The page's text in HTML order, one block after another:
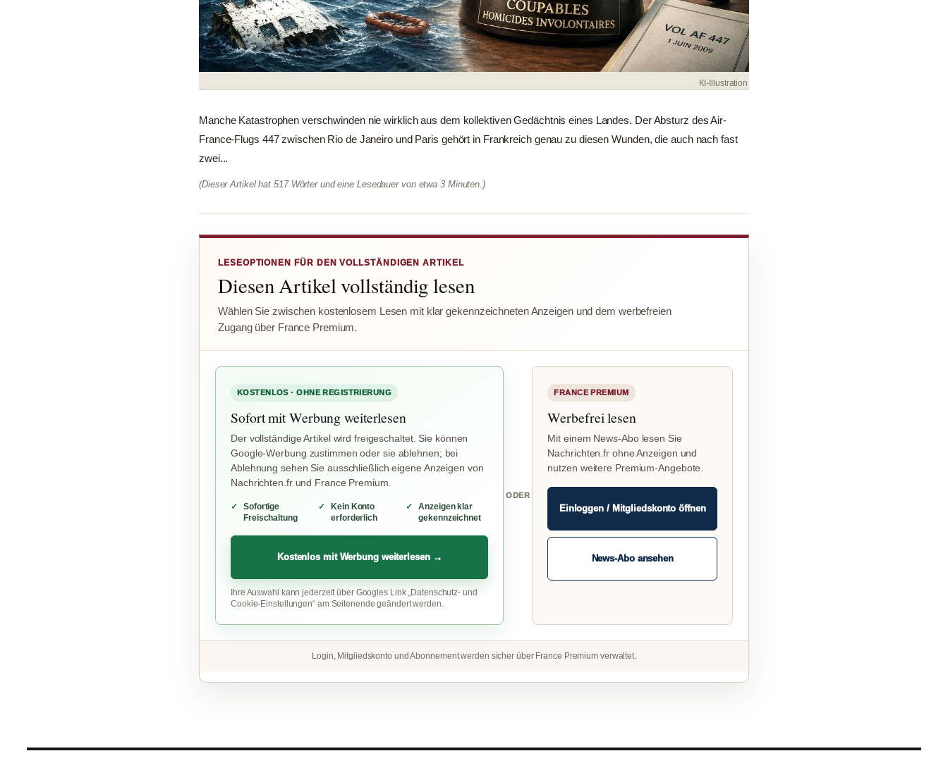
KI-Illustration
Manche Katastrophen verschwinden nie wirklich aus dem kollektiven Gedächtnis eines Landes. Der Absturz des Air-
France-Flugs 447 zwischen Rio de Janeiro und Paris gehört in Frankreich genau zu diesen Wunden, die auch nach fast
zwei...
(Dieser Artikel hat 517 Wörter und eine Lesedauer von etwa 3 Minuten.)
LESEOPTIONEN FÜR DEN VOLLSTÄNDIGEN ARTIKEL
Diesen Artikel vollständig lesen
Wählen Sie zwischen kostenlosem Lesen mit klar gekennzeichneten Anzeigen und dem werbefreien
Zugang über France Premium.
KOSTENLOS · OHNE REGISTRIERUNG
Sofort mit Werbung weiterlesen
Der vollständige Artikel wird freigeschaltet. Sie können
Google-Werbung zustimmen oder sie ablehnen; bei
Ablehnung sehen Sie ausschließlich eigene Anzeigen von
Nachrichten.fr und France Premium.
Sofortige
Freischaltung
Kein Konto
erforderlich
Anzeigen klar
gekennzeichnet
Kostenlos mit Werbung weiterlesen →
Ihre Auswahl kann jederzeit über Googles Link „Datenschutz- und
Cookie-Einstellungen“ am Seitenende geändert werden.
ODER
FRANCE PREMIUM
Werbefrei lesen
Mit einem News-Abo lesen Sie
Nachrichten.fr ohne Anzeigen und
nutzen weitere Premium-Angebote.
Einloggen / Mitgliedskonto öffnen
News-Abo ansehen
Login, Mitgliedskonto und Abonnement werden sicher über France Premium verwaltet.